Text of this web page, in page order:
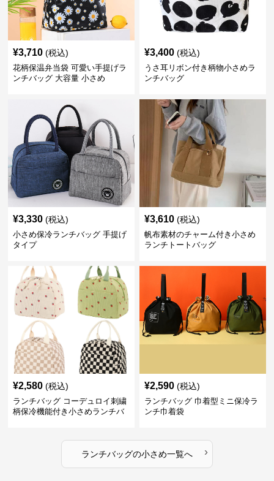
¥3,710 (税込)
花柄保温弁当袋 可愛い手提げラ
ンチバッグ 大容量 小さめ
¥3,400 (税込)
うさ耳リボン付き柄物小さめラ
ンチバッグ
¥3,330 (税込)
小さめ保冷ランチバッグ 手提げ
タイプ
¥3,610 (税込)
帆布素材のチャーム付き小さめ
ランチトートバッグ
¥2,580 (税込)
ランチバッグ コーデュロイ刺繍
柄保冷機能付き小さめランチバ
¥2,590 (税込)
ランチバッグ 巾着型ミニ保冷ラ
ンチ巾着袋
ランチバッグの小さめ一覧へ ›